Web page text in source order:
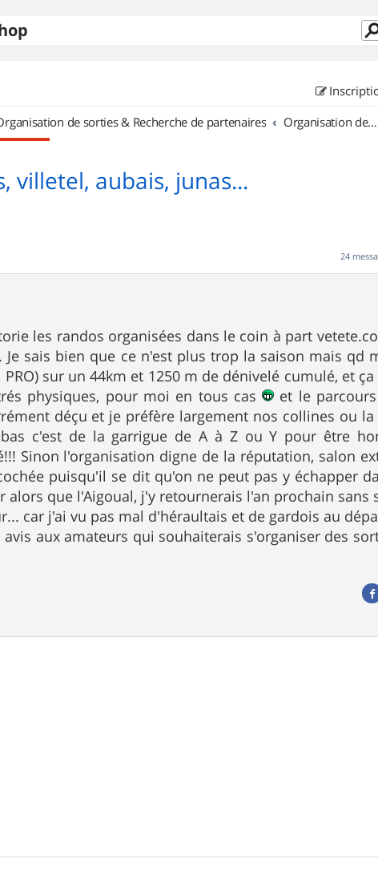
de sorties & Recherche de partenaires Organisation de sorties en région Languedoc Roussillon
villetel, aubais, junas...
24
les randos organisées dans le coin à part
sais bien que ce n'est plus trop la saison mais qd
sur un 44km et 1250 m de dénivelé cumulé, et
physiques, pour moi en tous cas
et le
déçu et je préfère largement nos collines ou
c'est de la garrigue de A à Z ou Y pour être
Sinon l'organisation digne de la réputation, salon
puisqu'il se dit qu'on ne peut pas y échapper
que l'Aigoual, j'y retournerais l'an prochain sans
car j'ai vu pas mal d'héraultais et de gardois au
aux amateurs qui souhaiterais s'organiser des